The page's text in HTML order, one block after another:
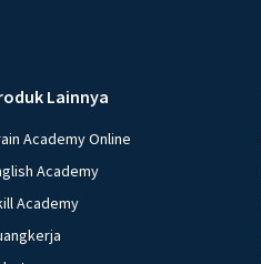
Lainnya
Academy Online
Academy
Academy